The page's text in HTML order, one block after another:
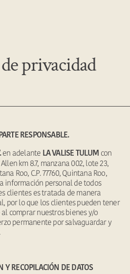
privacidad
RESPONSABLE.
en adelante LA VALISE TULUM con
km 8.7, manzana 002, lote 23,
Roo, C.P. 77760, Quintana Roo,
información personal de todos
clientes es tratada de manera
por lo que los clientes pueden tener
comprar nuestros bienes y/o
permanente por salvaguardar y
Y RECOPILACIÓN DE DATOS